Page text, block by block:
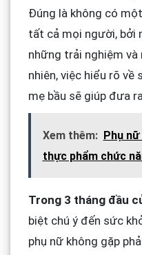
Đúng là không có
tất cả mọi người, bởi
những trải nghiệm và
nhiên, việc hiểu rõ về
mẹ bầu sẽ giúp đưa
Xem thêm: Phụ
thực phẩm chức
Trong 3 tháng đầu
biệt chú ý đến sức
phụ nữ không gặp